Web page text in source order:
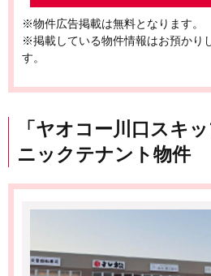
※物件広告掲載は無料となります。
※掲載している物件情報はお預かり
す。
「ヤオコー川口スキ
ニックテナント物件